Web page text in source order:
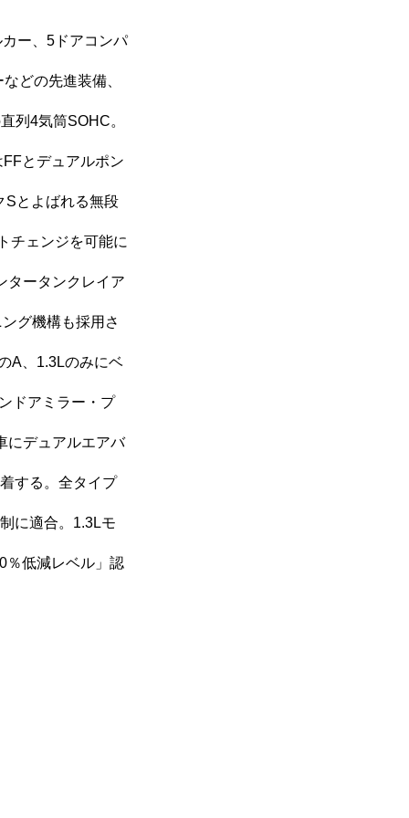
ー、5ドアコンパ
どの先進装備、
列4気筒SOHC。
とデュアルポン
Sとよばれる無段
チェンジを可能に
タータンクレイア
グ機構も採用さ
A、1.3Lのみにベ
ドアミラー・プ
にデュアルエアバ
する。全タイプ
に適合。1.3Lモ
％低減レベル」認